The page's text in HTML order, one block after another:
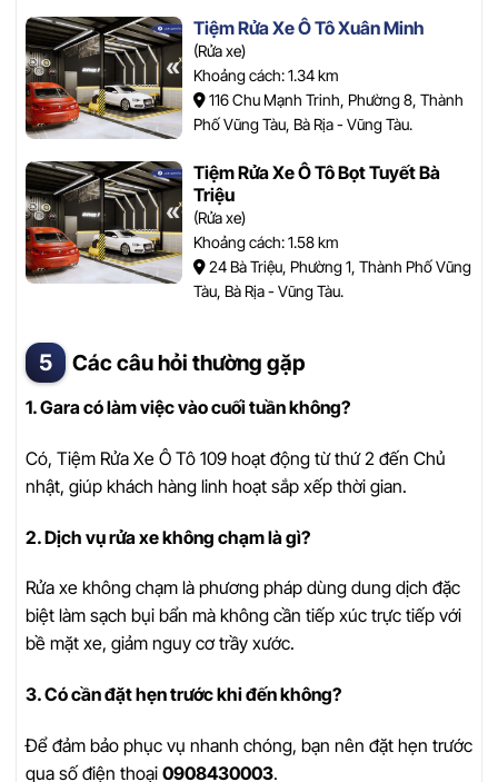
Tiệm Rửa Xe Ô Tô Xuân Minh
(Rửa xe)
Khoảng cách: 1.34 km
116 Chu Mạnh Trinh, Phường 8, Thành
Phố Vũng Tàu, Bà Rịa - Vũng Tàu.
Tiệm Rửa Xe Ô Tô Bọt Tuyết Bà
Triệu
(Rửa xe)
Khoảng cách: 1.58 km
24 Bà Triệu, Phường 1, Thành Phố Vũng
Tàu, Bà Rịa - Vũng Tàu.
Các câu hỏi thường gặp
1. Gara có làm việc vào cuối tuần không?
Có, Tiệm Rửa Xe Ô Tô 109 hoạt động từ thứ 2 đến Chủ
nhật, giúp khách hàng linh hoạt sắp xếp thời gian.
2. Dịch vụ rửa xe không chạm là gì?
Rửa xe không chạm là phương pháp dùng dung dịch đặc
biệt làm sạch bụi bẩn mà không cần tiếp xúc trực tiếp với
bề mặt xe, giảm nguy cơ trầy xước.
3. Có cần đặt hẹn trước khi đến không?
Để đảm bảo phục vụ nhanh chóng, bạn nên đặt hẹn trước
qua số điện thoại 0908430003.